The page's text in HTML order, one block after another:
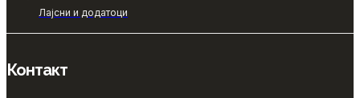
Лајсни и додатоци
Контакт